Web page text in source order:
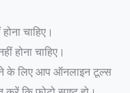
चाहिए।
होना चाहिए।
के लिए आप ऑनलाइन टूल्स